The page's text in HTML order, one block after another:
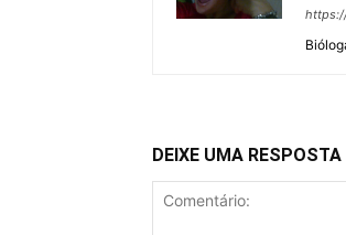
DEIXE UMA RESPOSTA